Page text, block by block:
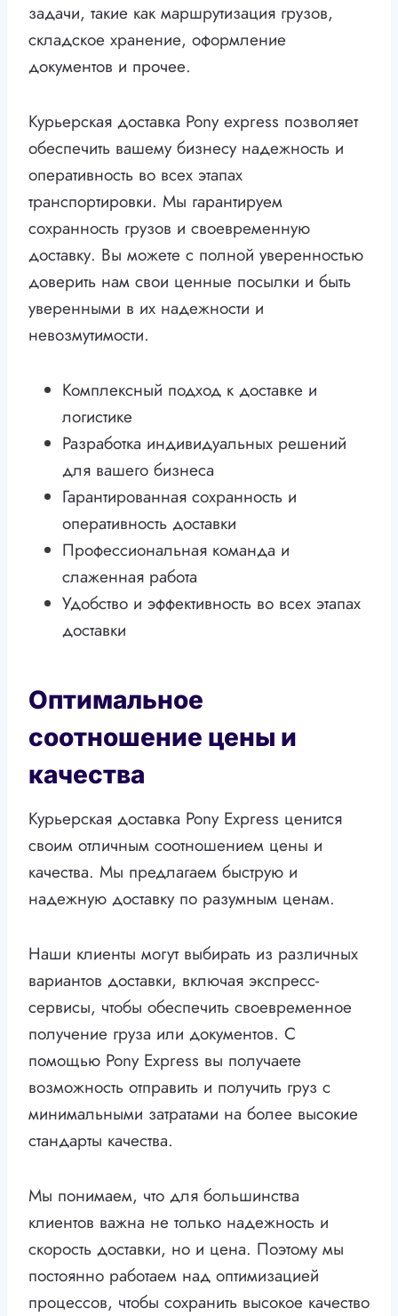
задачи, такие как маршрутизация грузов,
складское хранение, оформление
документов и прочее.
Курьерская доставка Pony express позволяет
обеспечить вашему бизнесу надежность и
оперативность во всех этапах
транспортировки. Мы гарантируем
сохранность грузов и своевременную
доставку. Вы можете с полной уверенностью
доверить нам свои ценные посылки и быть
уверенными в их надежности и
невозмутимости.
Комплексный подход к доставке и
логистике
Разработка индивидуальных решений
для вашего бизнеса
Гарантированная сохранность и
оперативность доставки
Профессиональная команда и
слаженная работа
Удобство и эффективность во всех этапах
доставки
Оптимальное
соотношение цены и
качества
Курьерская доставка Pony Express ценится
своим отличным соотношением цены и
качества. Мы предлагаем быструю и
надежную доставку по разумным ценам.
Наши клиенты могут выбирать из различных
вариантов доставки, включая экспресс-
сервисы, чтобы обеспечить своевременное
получение груза или документов. С
помощью Pony Express вы получаете
возможность отправить и получить груз с
минимальными затратами на более высокие
стандарты качества.
Мы понимаем, что для большинства
клиентов важна не только надежность и
скорость доставки, но и цена. Поэтому мы
постоянно работаем над оптимизацией
процессов, чтобы сохранить высокое качество